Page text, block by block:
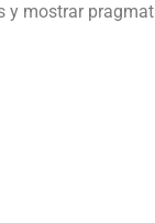
mostrar